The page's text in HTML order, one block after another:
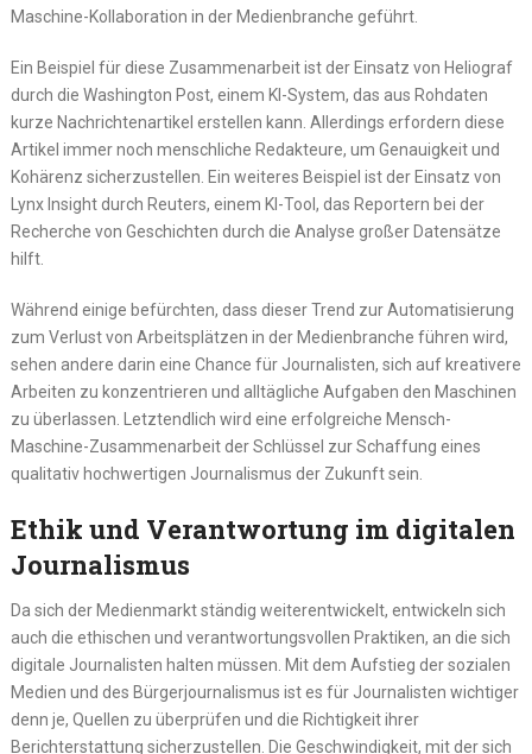
Maschine-Kollaboration in der Medienbranche geführt.
Ein Beispiel für diese Zusammenarbeit ist der Einsatz von Heliograf
durch die Washington Post, einem KI-System, das aus Rohdaten
kurze Nachrichtenartikel erstellen kann. Allerdings erfordern diese
Artikel immer noch menschliche Redakteure, um Genauigkeit und
Kohärenz sicherzustellen. Ein weiteres Beispiel ist der Einsatz von
Lynx Insight durch Reuters, einem KI-Tool, das Reportern bei der
Recherche von Geschichten durch die Analyse großer Datensätze
hilft.
Während einige befürchten, dass dieser Trend zur Automatisierung
zum Verlust von Arbeitsplätzen in der Medienbranche führen wird,
sehen andere darin eine Chance für Journalisten, sich auf kreativere
Arbeiten zu konzentrieren und alltägliche Aufgaben den Maschinen
zu überlassen. Letztendlich wird eine erfolgreiche Mensch-
Maschine-Zusammenarbeit der Schlüssel zur Schaffung eines
qualitativ hochwertigen Journalismus der Zukunft sein.
Ethik und Verantwortung im digitalen
Journalismus
Da sich der Medienmarkt ständig weiterentwickelt, entwickeln sich
auch die ethischen und verantwortungsvollen Praktiken, an die sich
digitale Journalisten halten müssen. Mit dem Aufstieg der sozialen
Medien und des Bürgerjournalismus ist es für Journalisten wichtiger
denn je, Quellen zu überprüfen und die Richtigkeit ihrer
Berichterstattung sicherzustellen. Die Geschwindigkeit, mit der sich